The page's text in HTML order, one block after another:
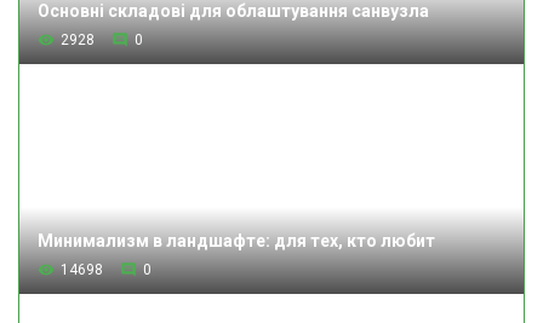
Основні складові для облаштування санвузла
2928 0
Минимализм в ландшафте: для тех, кто любит
14698 0